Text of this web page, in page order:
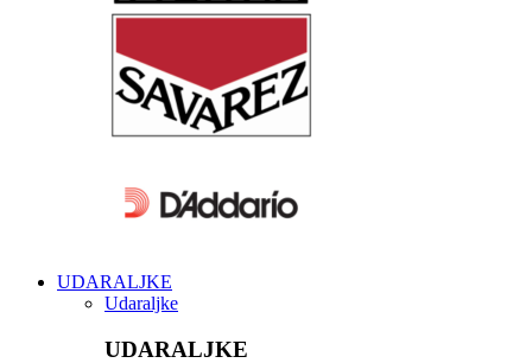
UDARALJKE
Udaraljke
UDARALJKE